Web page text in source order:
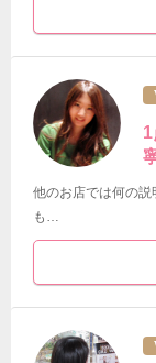
他のお店では何の
も…